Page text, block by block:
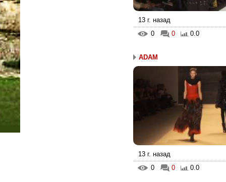
13 г. назад
0
0 0.0
ADAM
13 г. назад
0
0 0.0